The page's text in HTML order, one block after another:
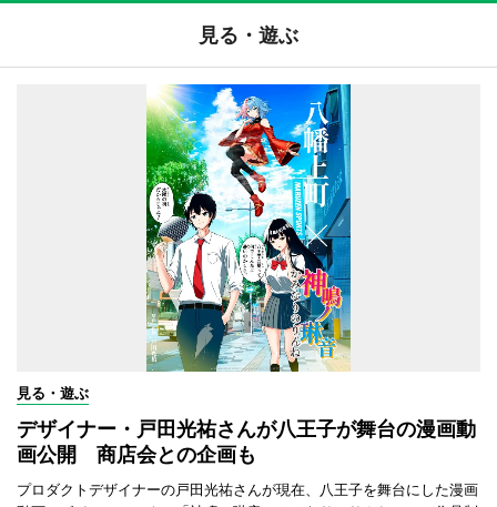
見る・遊ぶ
見る・遊ぶ
デザイナー・戸田光祐さんが八王子が舞台の漫画動
画公開 商店会との企画も
プロダクトデザイナーの戸田光祐さんが現在、八王子を舞台にした漫画